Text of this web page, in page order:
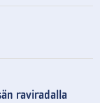
raviradalla